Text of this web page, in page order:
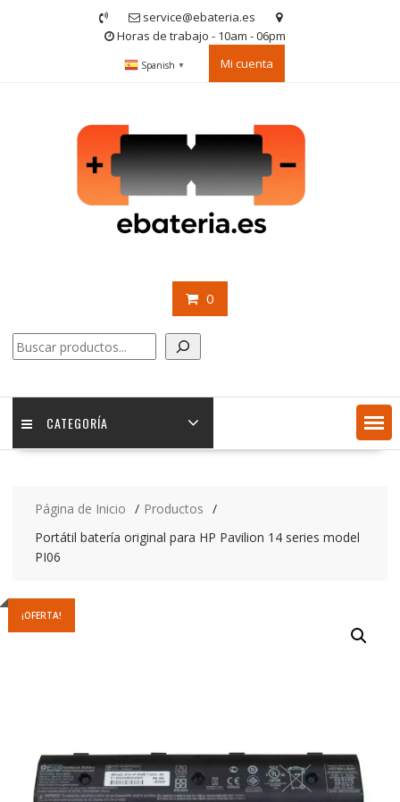
service@ebateria.es
Horas de trabajo - 10am - 06pm
Spanish ▼ Mi cuenta
0
Buscar
CATEGORÍA
Página de Inicio
Productos
Portátil batería original para HP Pavilion 14 series model
PI06
¡OFERTA!